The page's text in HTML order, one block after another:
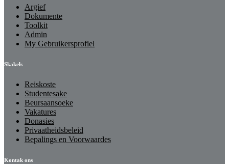
Argief
Dokumente
Toolkit
Admin
My Gebruikersprofiel
Skakels
Reiskoste
Studentesake
Beursaansoeke
Vakatures
Donasies
Privaatheidsbeleid
Bepalings en Voorwaardes
Kontak ons